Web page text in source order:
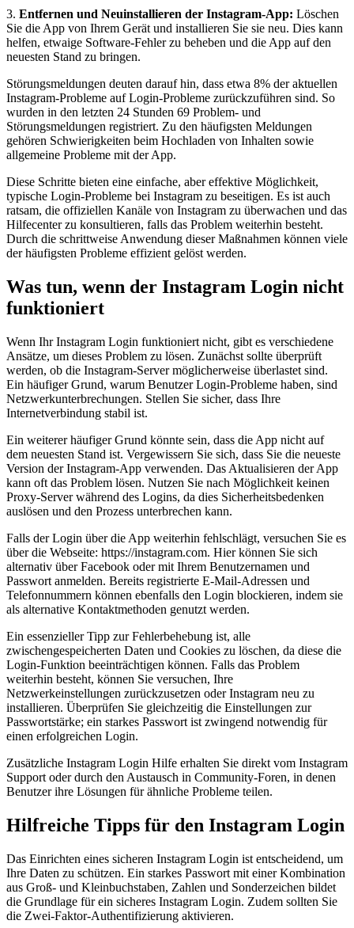
3. Entfernen und Neuinstallieren der Instagram-App: Löschen
Sie die App von Ihrem Gerät und installieren Sie sie neu. Dies kann
helfen, etwaige Software-Fehler zu beheben und die App auf den
neuesten Stand zu bringen.
Störungsmeldungen deuten darauf hin, dass etwa 8% der aktuellen
Instagram-Probleme auf Login-Probleme zurückzuführen sind. So
wurden in den letzten 24 Stunden 69 Problem- und
Störungsmeldungen registriert. Zu den häufigsten Meldungen
gehören Schwierigkeiten beim Hochladen von Inhalten sowie
allgemeine Probleme mit der App.
Diese Schritte bieten eine einfache, aber effektive Möglichkeit,
typische Login-Probleme bei Instagram zu beseitigen. Es ist auch
ratsam, die offiziellen Kanäle von Instagram zu überwachen und das
Hilfecenter zu konsultieren, falls das Problem weiterhin besteht.
Durch die schrittweise Anwendung dieser Maßnahmen können viele
der häufigsten Probleme effizient gelöst werden.
Was tun, wenn der Instagram Login nicht
funktioniert
Wenn Ihr Instagram Login funktioniert nicht, gibt es verschiedene
Ansätze, um dieses Problem zu lösen. Zunächst sollte überprüft
werden, ob die Instagram-Server möglicherweise überlastet sind.
Ein häufiger Grund, warum Benutzer Login-Probleme haben, sind
Netzwerkunterbrechungen. Stellen Sie sicher, dass Ihre
Internetverbindung stabil ist.
Ein weiterer häufiger Grund könnte sein, dass die App nicht auf
dem neuesten Stand ist. Vergewissern Sie sich, dass Sie die neueste
Version der Instagram-App verwenden. Das Aktualisieren der App
kann oft das Problem lösen. Nutzen Sie nach Möglichkeit keinen
Proxy-Server während des Logins, da dies Sicherheitsbedenken
auslösen und den Prozess unterbrechen kann.
Falls der Login über die App weiterhin fehlschlägt, versuchen Sie es
über die Webseite: https://instagram.com. Hier können Sie sich
alternativ über Facebook oder mit Ihrem Benutzernamen und
Passwort anmelden. Bereits registrierte E-Mail-Adressen und
Telefonnummern können ebenfalls den Login blockieren, indem sie
als alternative Kontaktmethoden genutzt werden.
Ein essenzieller Tipp zur Fehlerbehebung ist, alle
zwischengespeicherten Daten und Cookies zu löschen, da diese die
Login-Funktion beeinträchtigen können. Falls das Problem
weiterhin besteht, können Sie versuchen, Ihre
Netzwerkeinstellungen zurückzusetzen oder Instagram neu zu
installieren. Überprüfen Sie gleichzeitig die Einstellungen zur
Passwortstärke; ein starkes Passwort ist zwingend notwendig für
einen erfolgreichen Login.
Zusätzliche Instagram Login Hilfe erhalten Sie direkt vom Instagram
Support oder durch den Austausch in Community-Foren, in denen
Benutzer ihre Lösungen für ähnliche Probleme teilen.
Hilfreiche Tipps für den Instagram Login
Das Einrichten eines sicheren Instagram Login ist entscheidend, um
Ihre Daten zu schützen. Ein starkes Passwort mit einer Kombination
aus Groß- und Kleinbuchstaben, Zahlen und Sonderzeichen bildet
die Grundlage für ein sicheres Instagram Login. Zudem sollten Sie
die Zwei-Faktor-Authentifizierung aktivieren.